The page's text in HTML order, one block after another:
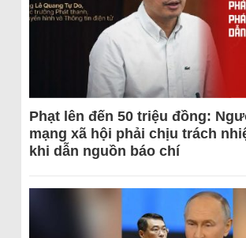
Phạt lên đến 50 triệu đồng:
mạng xã hội phải chịu trách
khi dẫn nguồn báo chí